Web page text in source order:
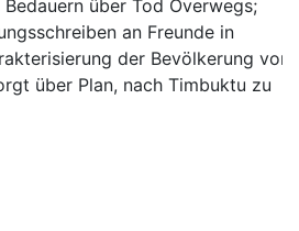
über Tod Overwegs;
an Freunde in
der Bevölkerung von
über Plan, nach Timbuktu zu